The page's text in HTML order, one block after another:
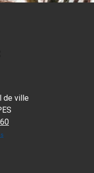
de ville